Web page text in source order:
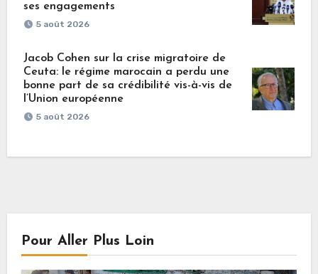
ses engagements
5 août 2026
Jacob Cohen sur la crise migratoire de
Ceuta: le régime marocain a perdu une
bonne part de sa crédibilité vis-à-vis de
l’Union européenne
5 août 2026
Pour Aller Plus Loin